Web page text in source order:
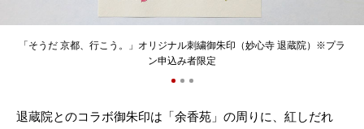
「そうだ 京都、行こう。」オリジナル刺繍御朱印（妙心寺 退蔵院）※プラ
ン申込み者限定
退蔵院とのコラボ御朱印は「余香苑」の周りに、紅しだれ